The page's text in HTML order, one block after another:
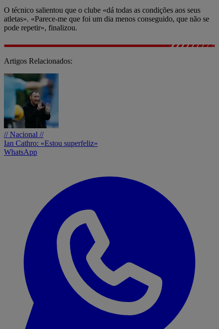
O técnico salientou que o clube «dá todas as condições aos seus
atletas». «Parece-me que foi um dia menos conseguido, que não se
pode repetir», finalizou.
Artigos Relacionados:
// Nacional //
Ian Cathro: «Estou superfeliz»
WhatsApp